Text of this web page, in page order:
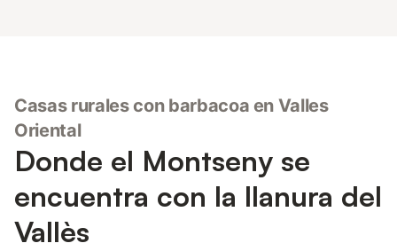
Casas rurales con barbacoa en Valles
Oriental
Donde el Montseny se
encuentra con la llanura del
Vallès